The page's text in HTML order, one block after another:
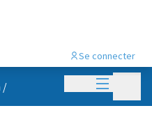
Menu
Se connecter
/